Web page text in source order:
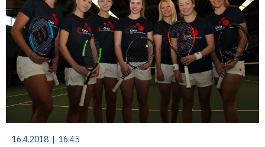
16.4.2018 | 16:45